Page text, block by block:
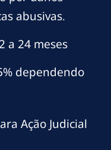
abusivas.
a 24 meses
dependendo
Ação Judicial